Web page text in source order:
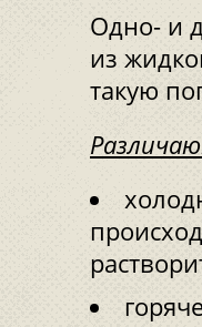
Одно- и
из
такую